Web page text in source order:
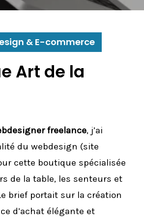
& E-commerce
Art de la
freelance, j’ai
du webdesign (site
cette boutique spécialisée
de la table, les senteurs et
brief portait sur la création
d’achat élégante et